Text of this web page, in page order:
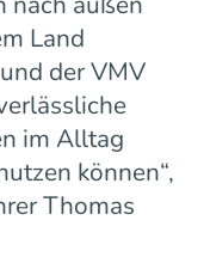
Land
der VMV
im Alltag
können“,
Thomas